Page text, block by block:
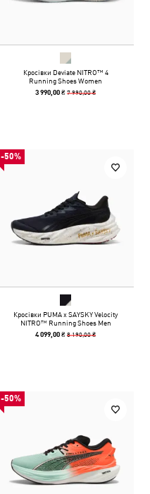
Кросівки Deviate NITRO™ 4
Running Shoes Women
3 990,00 ₴7 990,00 ₴
-50%
Кросівки PUMA x SAYSKY Velocity
NITRO™ Running Shoes Men
4 099,00 ₴8 190,00 ₴
-50%